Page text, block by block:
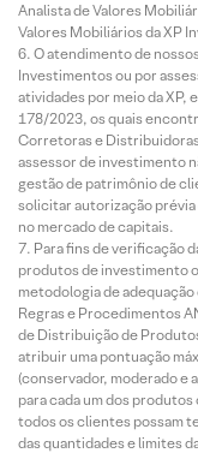
Analista de Valores
Valores Mobiliários da XP
O atendimento de
Investimentos ou por
atividades por meio da XP,
178/2023, os quais
Corretoras e
assessor de investimento
gestão de patrimônio de
solicitar autorização prévia
no mercado de capitais.
Para fins de verificação
produtos de investimento
metodologia de
Regras e Procedimentos
de Distribuição de
atribuir uma pontuação
(conservador, moderado e
para cada um dos
todos os clientes possam
das quantidades e limites